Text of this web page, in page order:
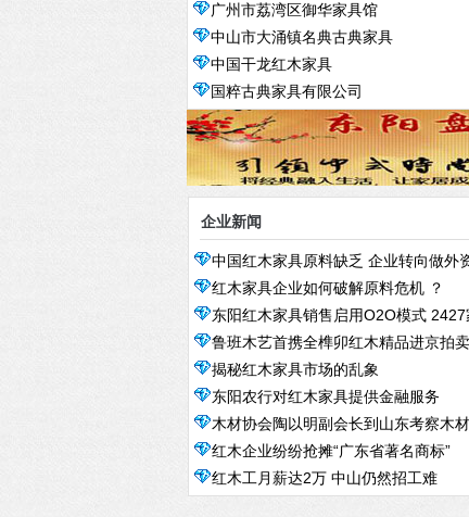
广州市荔湾区御华家具馆
中山市大涌镇名典古典家具
中国干龙红木家具
国粹古典家具有限公司
企业新闻
中国红木家具原料缺乏 企业转向做外
红木家具企业如何破解原料危机 ？
东阳红木家具销售启用O2O模式 2427
红木企业登上网络平台
鲁班木艺首携全榫卯红木精品进京拍卖
揭秘红木家具市场的乱象
东阳农行对红木家具提供金融服务
木材协会陶以明副会长到山东考察木
易形势
红木企业纷纷抢摊“广东省著名商标”
红木工月薪达2万 中山仍然招工难